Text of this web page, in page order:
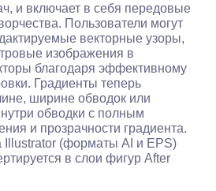
и включает в себя передовые
Пользователи могут
векторные узоры,
изображения в
благодаря эффективному
Градиенты теперь
ширине обводок или
обводки с полным
и прозрачности градиента.
Illustrator (форматы AI и EPS)
в слои фигур After